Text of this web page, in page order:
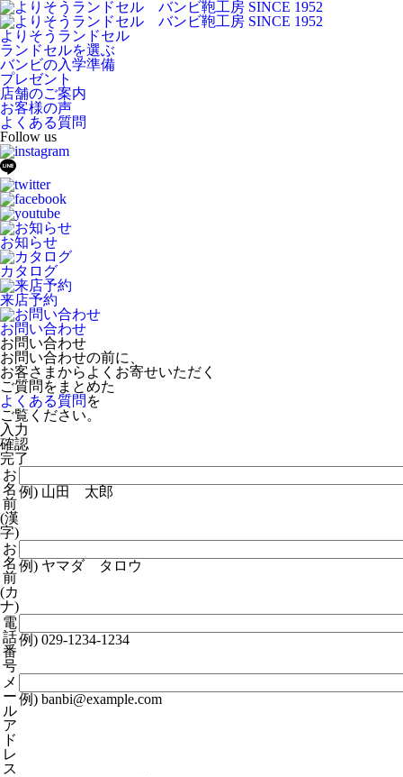
よりそうランドセル
ランドセルを選ぶ
バンビの入学準備
プレゼント
店舗のご案内
お客様の声
よくある質問
Follow us
お知らせ
カタログ
来店予約
お問い合わせ
お問い合わせ
お問い合わせの前に、
お客さまからよくお寄せいただく
ご質問をまとめた
よくある質問 を
ご覧ください。
入力
確認
完了
お
名
前
(漢
字)
例) 山田 太郎
お
名
前
(カ
ナ)
例) ヤマダ タロウ
電
話
番
号
例) 029-1234-1234
メ
ー
ル
ア
ド
レ
ス
例) banbi@example.com